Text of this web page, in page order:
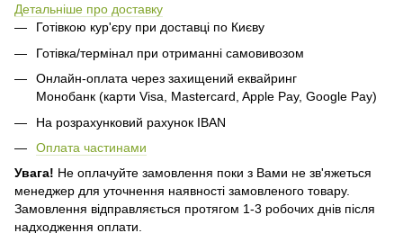
Детальніше про доставку
Готівкою кур'єру при доставці по Києву
Готівка/термінал при отриманні самовивозом
Онлайн-оплата через захищений еквайринг
Монобанк (карти Visa, Mastercard, Apple Pay, Google Pay)
На розрахунковий рахунок IBAN
Оплата частинами
Увага! Не оплачуйте замовлення поки з Вами не зв'яжеться
менеджер для уточнення наявності замовленого товару.
Замовлення відправляється протягом 1-3 робочих днів після
надходження оплати.